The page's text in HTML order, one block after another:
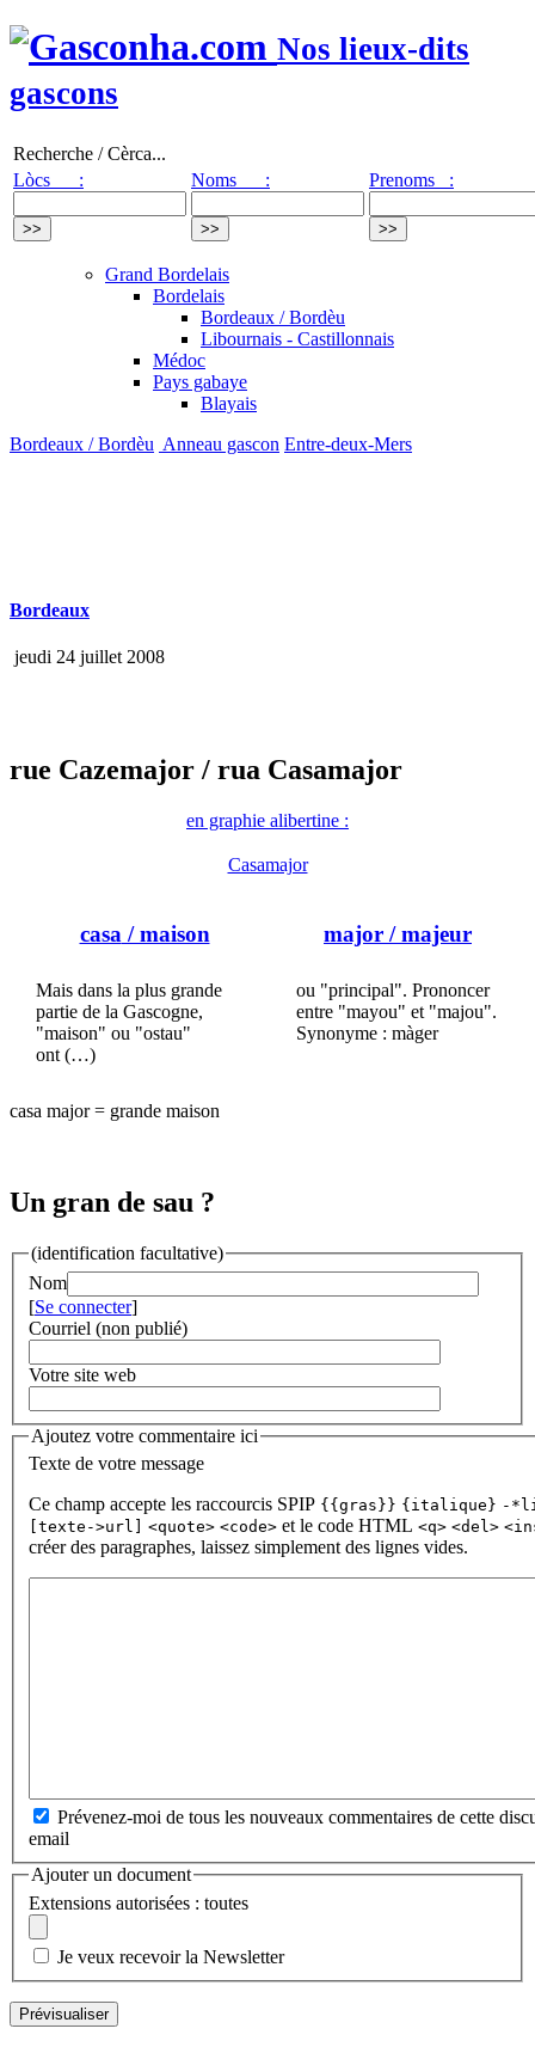
Nos lieux-dits
gascons
Recherche / Cèrca...
Lòcs :
Noms : Prenoms :
Grand Bordelais
Bordelais
Bordeaux / Bordèu
Libournais - Castillonnais
Médoc
Pays gabaye
Blayais
Bordeaux / Bordèu Anneau gascon Entre-deux-Mers
Bordeaux
jeudi 24 juillet 2008
rue Cazemajor / rua Casamajor
en graphie alibertine :
Casamajor
casa / maison
Mais dans la plus grande
partie de la Gascogne,
"maison" ou "ostau"
ont (…)
major / majeur
ou "principal". Prononcer
entre "mayou" et "majou".
Synonyme : màger
casa major = grande maison
Un gran de sau ?
(identification facultative)
Nom
[Se connecter]
Courriel (non publié)
Votre site web
Ajoutez votre commentaire ici
Texte de votre message
Ce champ accepte les raccourcis SPIP {{gras}} {italique} -
[texte->url]
<quote> <code> et le code HTML <q> <del>
créer des paragraphes, laissez simplement des lignes vides.
Prévenez-moi de tous les nouveaux commentaires de cette
email
Ajouter un document
Extensions autorisées : toutes
Je veux recevoir la Newsletter